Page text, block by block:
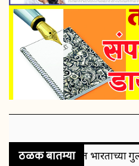
ठळक बातम्या
हजार मीटर शर्यतीत भारताच्या